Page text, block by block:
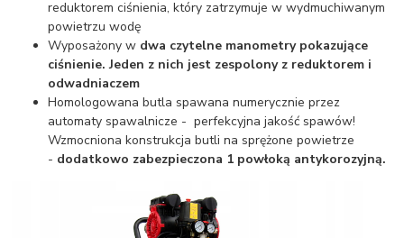
reduktorem ciśnienia, który zatrzymuje w wydmuchiwanym
powietrzu wodę
Wyposażony w dwa czytelne manometry pokazujące
ciśnienie. Jeden z nich jest zespolony z reduktorem i
odwadniaczem
Homologowana butla spawana numerycznie przez
automaty spawalnicze - perfekcyjna jakość spawów!
Wzmocniona konstrukcja butli na sprężone powietrze
- dodatkowo zabezpieczona 1 powłoką antykorozyjną.